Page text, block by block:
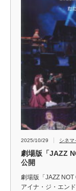
2025/10/29 シネマ
劇場版「JAZZ
公開
劇場版「JAZZ
アイナ・ジ・エン